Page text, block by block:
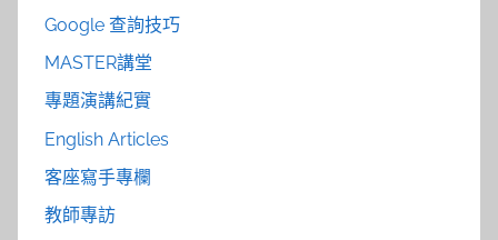
Google 查詢技巧
MASTER講堂
專題演講紀實
English Articles
客座寫手專欄
教師專訪